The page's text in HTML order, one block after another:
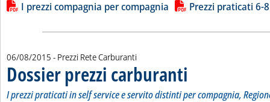
Lista allegati PDF alla notizia
I prezzi compagnia per compagnia Prezzi praticati 6-8
06/08/2015 - Prezzi Rete Carburanti
Dossier prezzi carburanti
I prezzi praticati in self service e servito distinti per compagnia,